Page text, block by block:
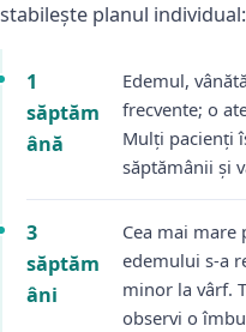
stabilește planul individual:
1
săptăm
ână
Edemul,
frecvente; o
Mulți pacienți
săptămânii și
3
săptăm
âni
Cea mai mare
edemului s-a
minor la vârf.
observi o